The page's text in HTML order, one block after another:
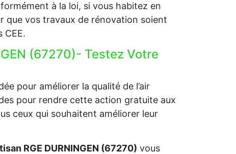
à la loi, si vous habitez en
que vos travaux de rénovation soient
CEE.
(67270)- Testez Votre
pour améliorer la qualité de l’air
pour rendre cette action gratuite aux
ceux qui souhaitent améliorer leur
RGE DURNINGEN (67270) vous